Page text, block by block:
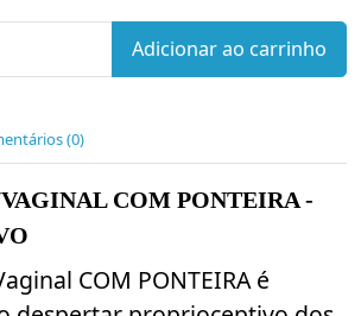
Adicionar ao carrinho
(0)
COM PONTEIRA -
COM PONTEIRA é